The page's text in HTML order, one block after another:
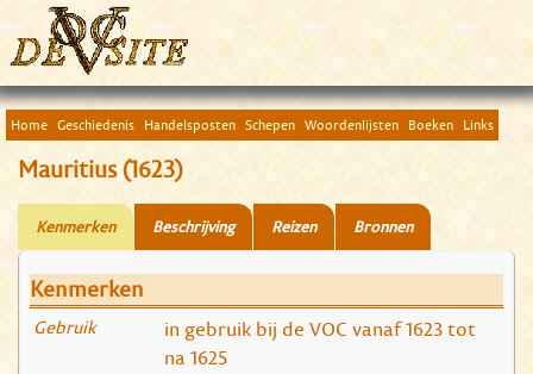
Home Geschiedenis Handelsposten Schepen Woordenlijsten Boeken Links
Mauritius (1623)
Kenmerken Beschrijving Reizen Bronnen
Kenmerken
Gebruik
in gebruik bij de VOC vanaf 1623 tot
na 1625